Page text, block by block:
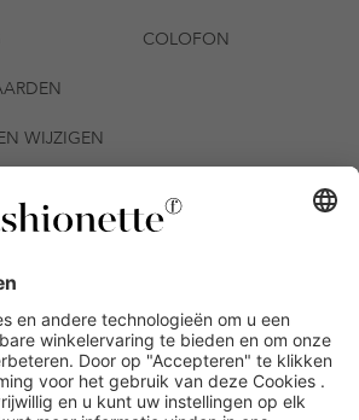
COLOFON
WIJZIGEN
- fashionette Plattform GmbH
op alle artikelen op de pagina
styles. De voorwaarden zoals vastgelegd in
voorwaarden zijn van toepassing.
en artikelen kunnen uitgesloten zijn.
Alle prijzen inclusief btw en zonder